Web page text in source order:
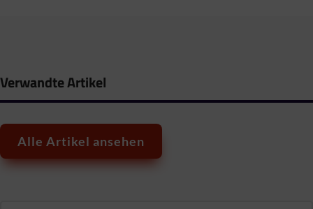
Verwandte Artikel
Alle Artikel ansehen